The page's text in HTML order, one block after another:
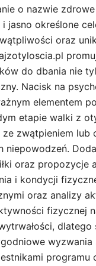
o nazwie
jasno określone
oraz
do dbania nie
Nacisk na
elementem
etapie walki z
zwątpieniem
niepowodzeń.
oraz
i kondycji
oraz analizy
fizycznej
wyzwania